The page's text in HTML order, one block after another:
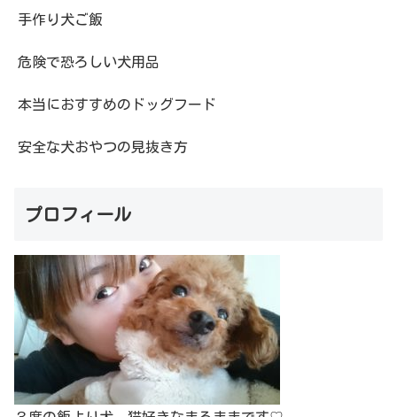
手作り犬ご飯
危険で恐ろしい犬用品
本当におすすめのドッグフード
安全な犬おやつの見抜き方
プロフィール